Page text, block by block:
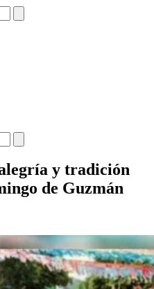
y tradición
de Guzmán